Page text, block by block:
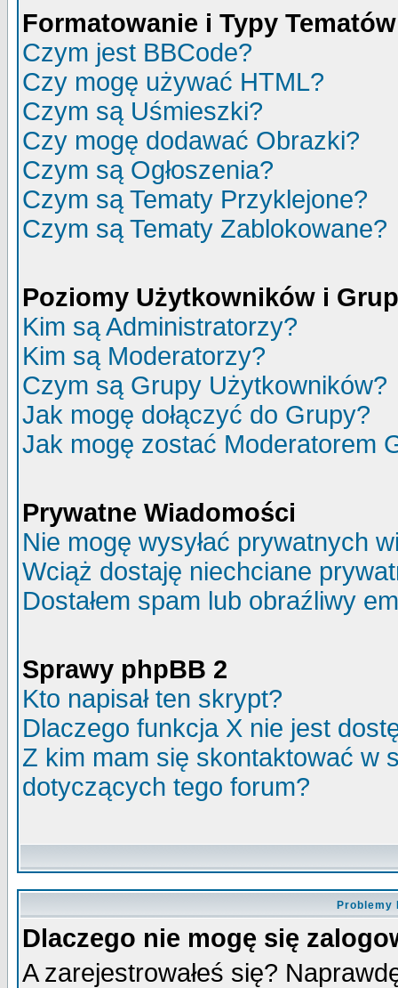
Formatowanie i Typy Tematów
Czym jest BBCode?
Czy mogę używać HTML?
Czym są Uśmieszki?
Czy mogę dodawać Obrazki?
Czym są Ogłoszenia?
Czym są Tematy Przyklejone?
Czym są Tematy Zablokowane?
Poziomy Użytkowników i
Kim są Administratorzy?
Kim są Moderatorzy?
Czym są Grupy Użytkowników?
Jak mogę dołączyć do Grupy?
Jak mogę zostać Moderatorem
Prywatne Wiadomości
Nie mogę wysyłać prywatnych
Wciąż dostaję niechciane
Dostałem spam lub obraźliwy
Sprawy phpBB 2
Kto napisał ten skrypt?
Dlaczego funkcja X nie jest
Z kim mam się skontaktować w
dotyczących tego forum?
Problemy
Dlaczego nie mogę się
A zarejestrowałeś się?